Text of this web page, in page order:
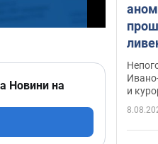
Новини на
и